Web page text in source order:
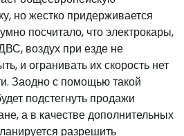
но жестко придерживается
посчитало, что электрокары,
воздух при езде не
и огранивать их скорость нет
Заодно с помощью такой
подстегнуть продажи
а в качестве дополнительных
разрешить